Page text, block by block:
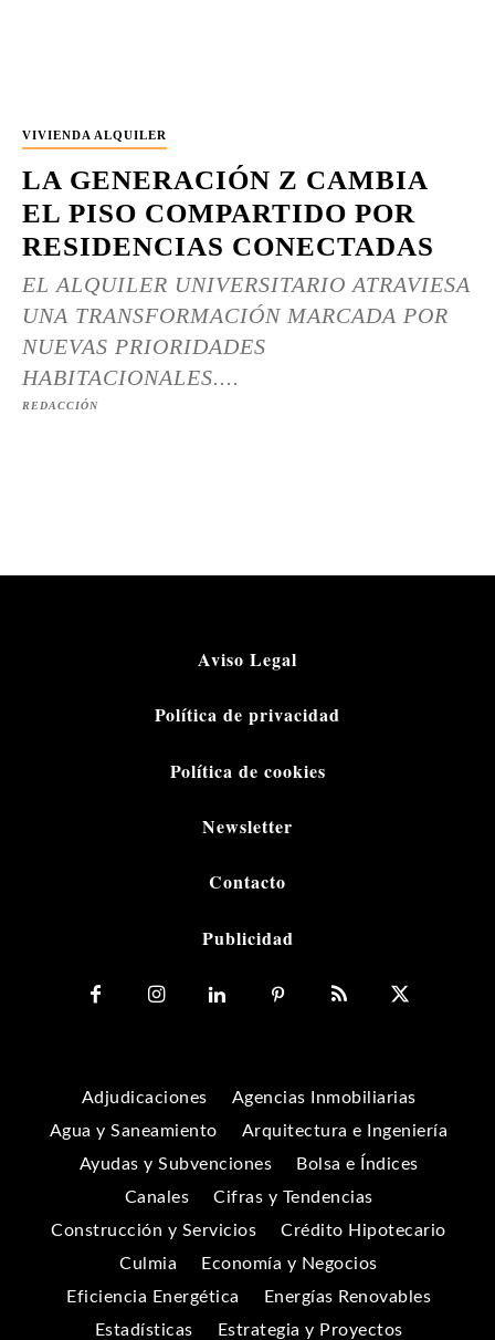
VIVIENDA ALQUILER
LA GENERACIÓN Z CAMBIA
EL PISO COMPARTIDO POR
RESIDENCIAS CONECTADAS
EL ALQUILER UNIVERSITARIO ATRAVIESA
UNA TRANSFORMACIÓN MARCADA POR
NUEVAS PRIORIDADES
HABITACIONALES....
REDACCIÓN
Aviso Legal
Política de privacidad
Política de cookies
Newsletter
Contacto
Publicidad
Adjudicaciones
Agencias Inmobiliarias
Agua y Saneamiento
Arquitectura e Ingeniería
Ayudas y Subvenciones
Bolsa e Índices
Canales
Cifras y Tendencias
Construcción y Servicios
Crédito Hipotecario
Culmia
Economía y Negocios
Eficiencia Energética
Energías Renovables
Estadísticas
Estrategia y Proyectos